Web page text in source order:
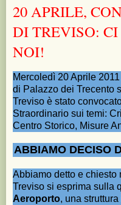
20 APRILE,
DI TREVISO:
NOI!
Mercoledì 20 Aprile
di Palazzo dei Trecento
Treviso è stato
Straordinario sui temi:
Centro Storico, Misure
ABBIAMO DECISO
Abbiamo detto e chiesto
Treviso si esprima sulla
Aeroporto, una